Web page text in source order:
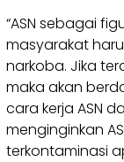
“ASN sebagai
masyarakat
narkoba. Jika
maka akan
cara kerja ASN
menginginkan
terkontaminasi